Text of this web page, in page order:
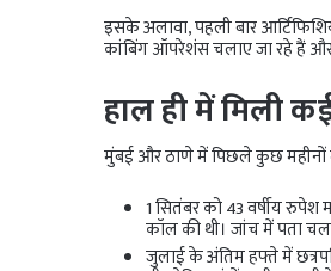
इसके अलावा, पहली बार
कांबिंग ऑपरेशंस चलाए जा रहे हैं और
हाल ही में मिली
मुंबई और ठाणे में पिछले कुछ महीनों
1 सितंबर को 43 वर्षीय
कॉल की थी। जांच में पता
जुलाई के अंतिम हफ्ते में